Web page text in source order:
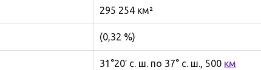
295 254 км²
(0,32 %)
31°20′ с. ш. по 37° с. ш., 500 км